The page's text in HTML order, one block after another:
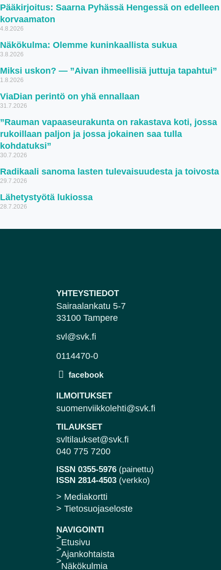
Pääkirjoitus: Saarna Pyhässä Hengessä on edelleen
korvaamaton
4.8.2026
Näkökulma: Olemme kuninkaallista sukua
3.8.2026
Miksi uskon? — ”Aivan ihmeellisiä juttuja tapahtui”
1.8.2026
ViaDian perintö on yhä ennallaan
31.7.2026
”Rauman vapaaseurakunta on rakastava koti, jossa
rukoillaan paljon ja jossa jokainen saa tulla
kohdatuksi”
30.7.2026
Radikaali sanoma lasten tulevaisuudesta ja toivosta
29.7.2026
Lähetystyötä lukiossa
28.7.2026
YHTEYSTIEDOT
Sairaalankatu 5-7
33100 Tampere
svl@svk.fi
0114470-0
ILMOITUKSET
suomenviikkolehti@svk.fi
TILAUKSET
svltilaukset@svk.fi
040 775 7200
ISSN 0355-5976 (painettu)
ISSN 2814-4503 (verkko)
> Mediakortti
> Tietosuojaseloste
NAVIGOINTI
Etusivu
Ajankohtaista
Näkökulmia